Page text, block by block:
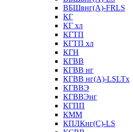
ВБШвнг(А)-FRLS
КГ
КГ хл
КГТП
КГТП хл
КГН
КГВВ
КГВВ нг
КГВВ нг(А)-LSLTx
КГВВЭ
КГВВЭнг
КГПП
КММ
КПЛКнг(C)-LS